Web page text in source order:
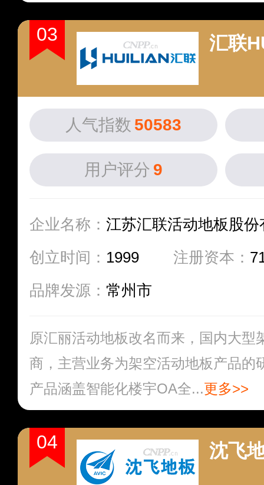
03 汇联
人气指数 50583
用户评分 9
企业名称： 江苏汇联活动地板股份
创立时间： 1999 注册资本：
品牌发源： 常州市
原汇丽活动地板改名而来，国内大型
商，主营业务为架空活动地板产品的
产品涵盖智能化楼宇OA全...更多>>
04 沈飞